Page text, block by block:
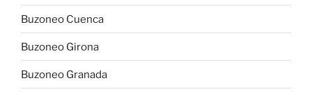
Buzoneo Cuenca
Buzoneo Girona
Buzoneo Granada